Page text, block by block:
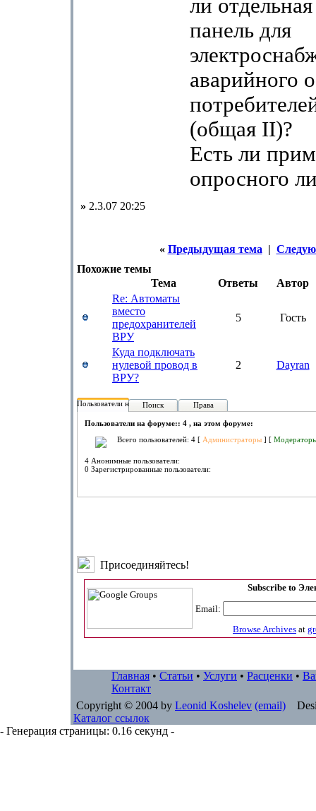
ли
панель для
аварийного
(общая II)?
Есть ли
опросного
» 2.3.07 20:25
« Предыдущая тема |
Похожие темы
Тема
Ответы
Автор
Re: Автоматы
вместо
предохранителей
ВРУ
5 Гость
Куда подключать
нулевой провод в
ВРУ?
2 Dayran
Пользователи на форуме:
Поиск Права
Пользователи на форуме:: 4 , на этом форуме:
Всего пользователей: 4 [ Администраторы ] [
4 Анонимные пользователи:
0 Зарегистрированные пользователи:
Присоединяйтесь!
Subscribe to
Email:
Browse Archives at
Главная • Статьи • Услуги • Расценки •
Контакт
Copyright © 2004 by Leonid Koshelev (email)
Каталог ссылок
- Генерация страницы: 0.16 секунд -